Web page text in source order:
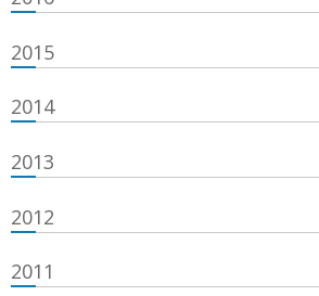
2015
2014
2013
2012
2011